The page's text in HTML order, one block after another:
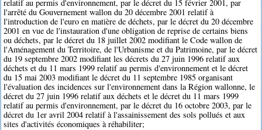
relatif au permis d'environnement, par le décret du 15 février 2001, par
l'arrêté du Gouvernement wallon du 20 décembre 2001 relatif à
l'introduction de l'euro en matière de déchets, par le décret du 20 décembre
2001 en vue de l'instauration d'une obligation de reprise de certains biens
ou déchets, par le décret du 18 juillet 2002 modifiant le Code wallon de
l'Aménagement du Territoire, de l'Urbanisme et du Patrimoine, par le décret
du 19 septembre 2002 modifiant les décrets du 27 juin 1996 relatif aux
déchets et du 11 mars 1999 relatif au permis d'environnement et le décret
du 15 mai 2003 modifiant le décret du 11 septembre 1985 organisant
l'évaluation des incidences sur l'environnement dans la Région wallonne, le
décret du 27 juin 1996 relatif aux déchets et le décret du 11 mars 1999
relatif au permis d'environnement, par le décret du 16 octobre 2003, par le
décret du 1er avril 2004 relatif à l'assainissement des sols pollués et aux
sites d'activités économiques à réhabiliter;